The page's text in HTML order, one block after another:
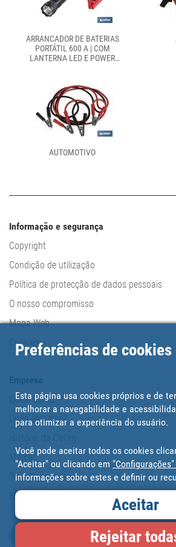
ARRANCADOR DE BATERIAS
PORTÁTIL 600 A | COM
LANTERNA LED E POWER
GASOLINA ATÉ 5000 CC E
CARROS A GASÓLEO ATÉ
3000 CC
AUTOMOTIVO
Informação e segurança
Copyright
Condição de utilização
Política de protecção de dados pessoais
O nosso compromisso
Mapa Web
Cookies
Quem somos?
Onde estamos?
Marcas
Trabalhe conosco
Blog
Cartão de fidelidade
Preferências de cookies
Esta página usa cookies próprios e de
melhorar a navegabilidade e
para otimizar a experiência do usuário.
Você pode aceitar todos os cookies
"Aceitar" ou clicando em "Configurações"
informações sobre estes e definir ou
Aceitar
Rejeitar